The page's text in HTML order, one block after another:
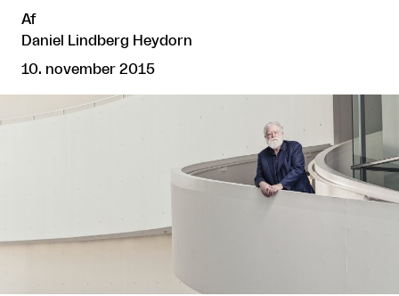
Af
Daniel Lindberg Heydorn
10. november 2015